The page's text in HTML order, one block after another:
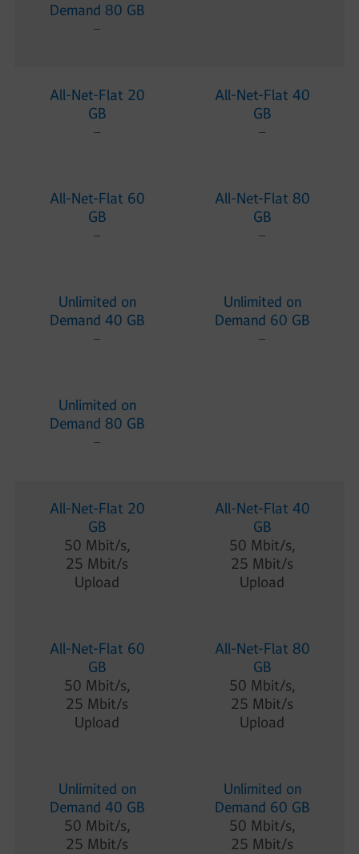
Demand 80 GB
−
All-Net-Flat 20
GB
−
All-Net-Flat 40
GB
−
All-Net-Flat 60
GB
−
All-Net-Flat 80
GB
−
Unlimited on
Demand 40 GB
−
Unlimited on
Demand 60 GB
−
Unlimited on
Demand 80 GB
−
All-Net-Flat 20
GB
50 Mbit/s,
25 Mbit/s
Upload
All-Net-Flat 40
GB
50 Mbit/s,
25 Mbit/s
Upload
All-Net-Flat 60
GB
50 Mbit/s,
25 Mbit/s
Upload
All-Net-Flat 80
GB
50 Mbit/s,
25 Mbit/s
Upload
Unlimited on
Demand 40 GB
50 Mbit/s,
25 Mbit/s
Unlimited on
Demand 60 GB
50 Mbit/s,
25 Mbit/s